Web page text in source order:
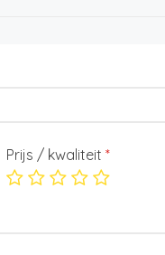
Prijs / kwaliteit *